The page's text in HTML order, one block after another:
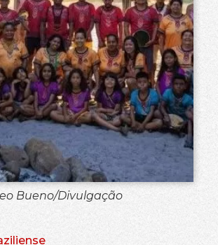
Bueno/Divulgação